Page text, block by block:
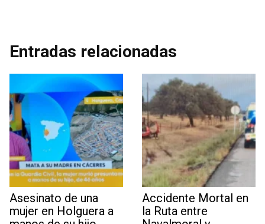
Entradas relacionadas
Asesinato de una
mujer en Holguera a
Accidente Mortal en
la Ruta entre